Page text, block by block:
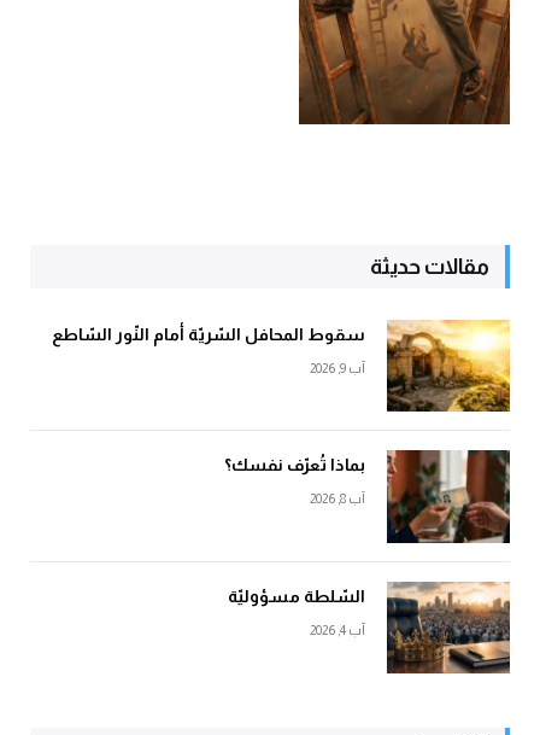
مقالات حديثة
سقوط المحافل السّريّة أمام النّور السّاطع
آب 9, 2026
بماذا تُعرّف نفسك؟
آب 8, 2026
السّلطة مسؤوليّة
آب 4, 2026